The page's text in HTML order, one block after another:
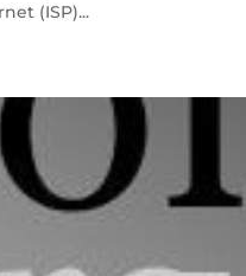
(ISP)...